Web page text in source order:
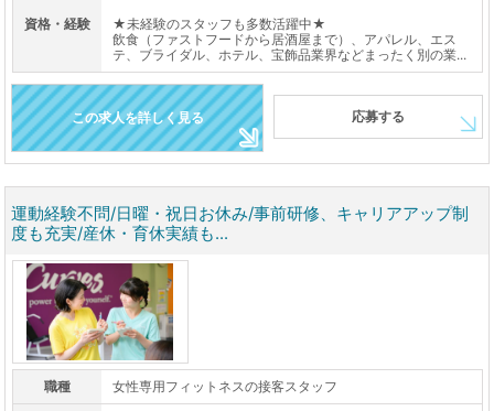
資格・経験
★未経験のスタッフも多数活躍中★
飲食（ファストフードから居酒屋まで）、アパレル、エス
テ、ブライダル、ホテル、宝飾品業界などまったく別の業...
この求人を詳しく見る 応募する
運動経験不問/日曜・祝日お休み/事前研修、キャリアアップ制
度も充実/産休・育休実績も...
職種 女性専用フィットネスの接客スタッフ